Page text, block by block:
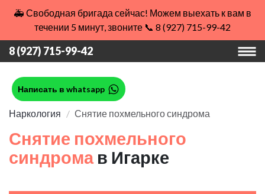
🚑 Свободная бригада сейчас! Можем выехать к вам в
течении 5 минут, звоните 📞 8 (927) 715-99-42
8 (927) 715-99-42
Написать в whatsapp
Наркология Снятие похмельного синдрома
Снятие похмельного
синдрома в Игарке